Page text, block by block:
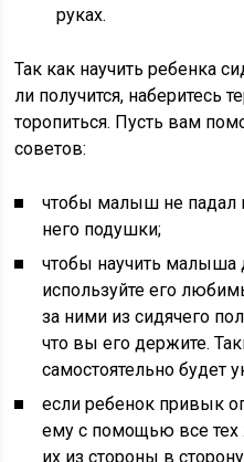
руках.
Так как научить ребенка
ли получится, наберитесь
торопиться. Пусть вам
советов:
чтобы малыш не падал
него подушки;
чтобы научить малыша
используйте его
за ними из сидячего
что вы его держите.
самостоятельно будет
если ребенок привык
ему с помощью все
их из стороны в